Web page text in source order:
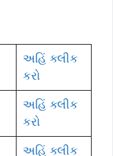
અહિં ક્લીક
કરો
અહિં ક્લીક
કરો
અહિં ક્લીક